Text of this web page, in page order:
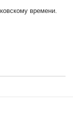
времени.